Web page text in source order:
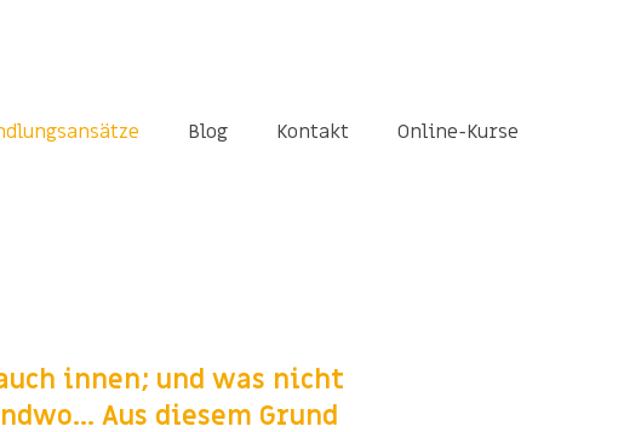
Blog Kontakt Online-Kurse
innen; und was nicht
Aus diesem Grund